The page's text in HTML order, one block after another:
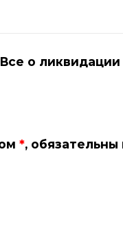
Все о
*,